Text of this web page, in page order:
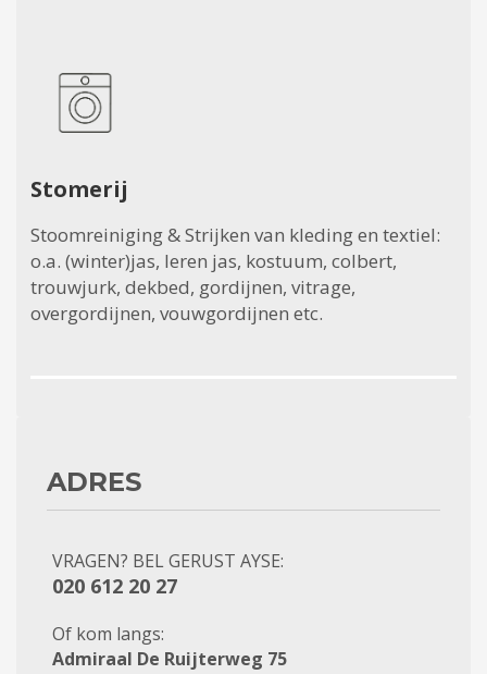
Stomerij
Stoomreiniging & Strijken van kleding en textiel:
o.a. (winter)jas, leren jas, kostuum, colbert,
trouwjurk, dekbed, gordijnen, vitrage,
overgordijnen, vouwgordijnen etc.
ADRES
VRAGEN? BEL GERUST AYSE:
020 612 20 27
Of kom langs:
Admiraal De Ruijterweg 75